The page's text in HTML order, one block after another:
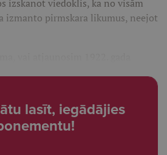
izskanot viedoklis, ka no visām
izmanto pirmskara likumus, neejot
lasīt, iegādājies